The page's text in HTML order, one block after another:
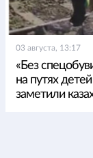
03 августа, 13:17
«Без
на путях
заметили